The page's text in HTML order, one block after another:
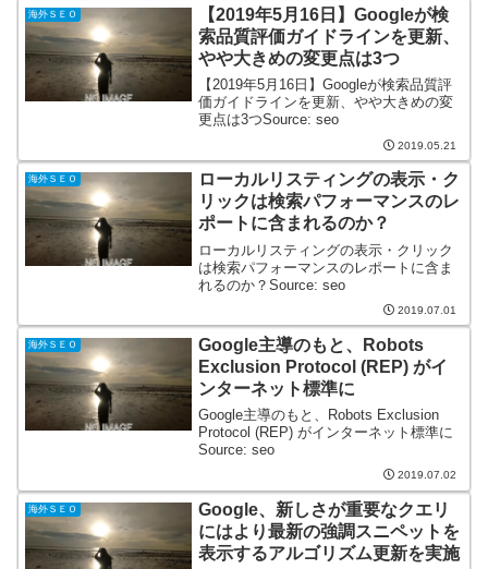
海外ＳＥＯ
【2019年5月16日】Googleが検
索品質評価ガイドラインを更新、
やや大きめの変更点は3つ
【2019年5月16日】Googleが検索品質評
価ガイドラインを更新、やや大きめの変
更点は3つSource: seo
2019.05.21
海外ＳＥＯ
ローカルリスティングの表示・ク
リックは検索パフォーマンスのレ
ポートに含まれるのか？
ローカルリスティングの表示・クリック
は検索パフォーマンスのレポートに含ま
れるのか？Source: seo
2019.07.01
海外ＳＥＯ
Google主導のもと、Robots
Exclusion Protocol (REP) がイ
ンターネット標準に
Google主導のもと、Robots Exclusion
Protocol (REP) がインターネット標準に
Source: seo
2019.07.02
海外ＳＥＯ
Google、新しさが重要なクエリ
にはより最新の強調スニペットを
表示するアルゴリズム更新を実施